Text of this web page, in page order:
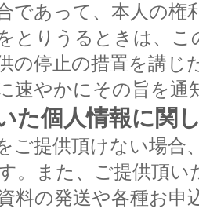
であって、本人の
とりうるときは、
の停止の措置を講
速やかにその旨を通
た個人情報に関
ご提供頂けない場合
。また、ご提供頂い
料の発送や各種お